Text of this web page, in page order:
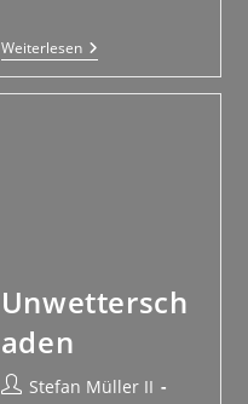
Weiterlesen
Unwettersch
aden
Stefan Müller II